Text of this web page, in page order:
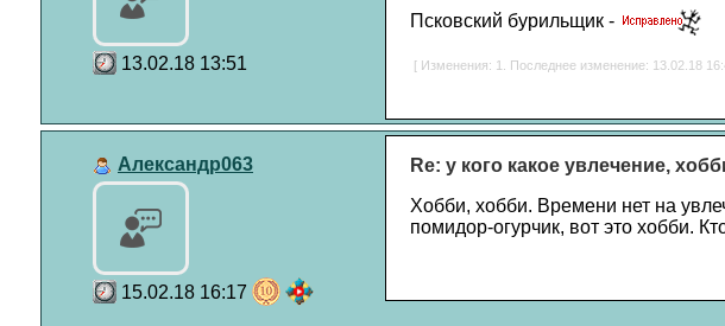
13.02.18 13:51
Псковский бурильщик -
[ Изменения: 1. Последнее изменение: 13.02.18
Александр063
15.02.18 16:17
Re: у кого какое увлечение,
Хобби, хобби. Времени нет на
помидор-огурчик, вот это хобби.